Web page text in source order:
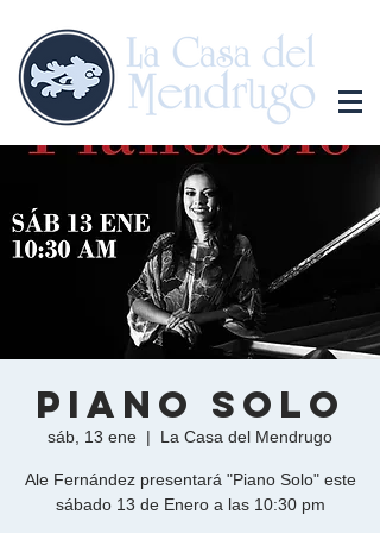
Piano Solo
sáb, 13 ene
  |
La Casa del Mendrugo
Ale Fernández presentará "Piano Solo" este
sábado 13 de Enero a las 10:30 pm